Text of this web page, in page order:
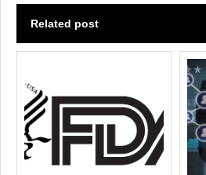
Related post